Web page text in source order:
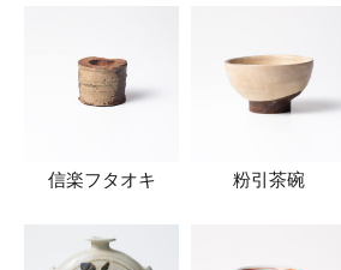
信楽フタオキ 粉引茶碗